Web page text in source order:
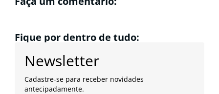
Fique por dentro de tudo:
Newsletter
Cadastre-se para receber novidades
antecipadamente.